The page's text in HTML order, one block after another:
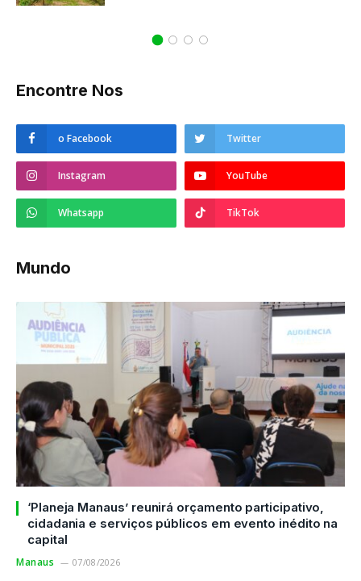
Encontre Nos
o Facebook Twitter
Instagram YouTube
Whatsapp TikTok
Mundo
‘Planeja Manaus’ reunirá orçamento participativo,
cidadania e serviços públicos em evento inédito na
capital
Manaus 07/08/2026